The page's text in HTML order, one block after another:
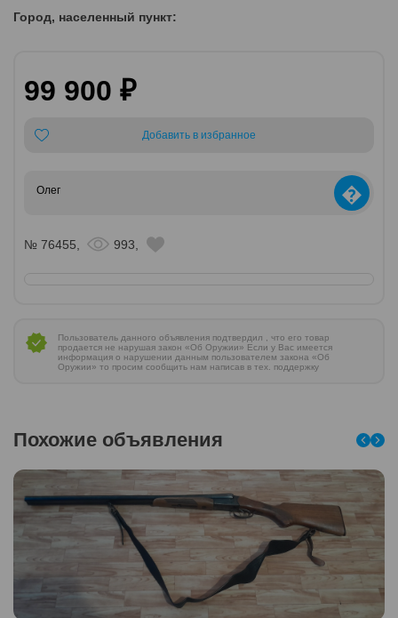
Город, населенный пункт:
99 900 ₽
Добавить в избранное
Олег �
№ 76455, 993,
Пользователь данного объявления подтвердил , что его товар
продается не нарушая закон «Об Оружии» Если у Вас имеется
информация о нарушении данным пользователем закона «Об
Оружии» то просим сообщить нам написав в тех. поддержку
Похожие объявления